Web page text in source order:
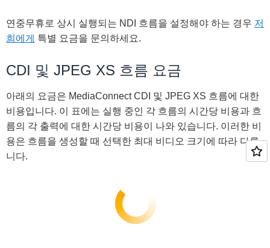
연중무휴로 상시 실행되는 NDI 흐름을 설정해야 하는 경우 저
희에게 특별 요금을 문의하세요.
CDI 및 JPEG XS 흐름 요금
아래의 요금은 MediaConnect CDI 및 JPEG XS 흐름에 대한
비용입니다. 이 표에는 실행 중인 각 흐름의 시간당 비용과 흐
름의 각 출력에 대한 시간당 비용이 나와 있습니다. 이러한 비
용은 흐름을 생성할 때 선택한 최대 비디오 크기에 따라 다릅
니다.